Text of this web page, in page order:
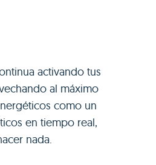
activando tus
al máximo
como un
en tiempo real,
nada.